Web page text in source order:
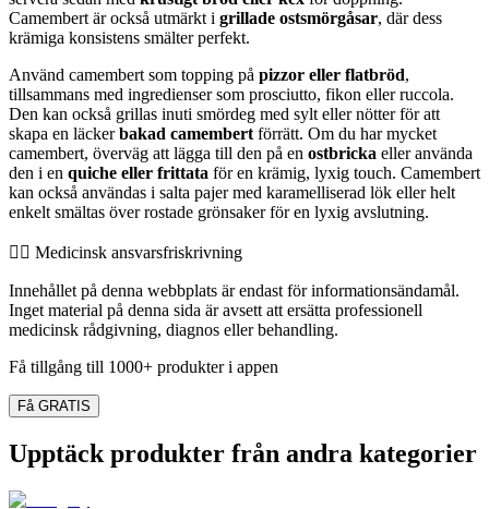
Camembert är också utmärkt i grillade ostsmörgåsar, där dess
krämiga konsistens smälter perfekt.
Använd camembert som topping på pizzor eller flatbröd,
tillsammans med ingredienser som prosciutto, fikon eller ruccola.
Den kan också grillas inuti smördeg med sylt eller nötter för att
skapa en läckerbakad camembert förrätt. Om du har mycket
camembert, överväg att lägga till den på en ostbricka eller använda
den i en quiche eller frittata för en krämig, lyxig touch. Camembert
kan också användas i salta pajer med karamelliserad lök eller helt
enkelt smältas över rostade grönsaker för en lyxig avslutning.
👨‍⚕️️ Medicinsk ansvarsfriskrivning
Innehållet på denna webbplats är endast för informationsändamål.
Inget material på denna sida är avsett att ersätta professionell
medicinsk rådgivning, diagnos eller behandling.
Få tillgång till 1000+ produkter i appen
Få GRATIS
Upptäck produkter från andra kategorier